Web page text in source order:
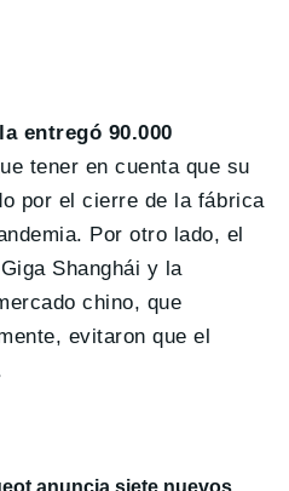
entregó 90.000
tener en cuenta que su
por el cierre de la fábrica
Por otro lado, el
Shanghái y la
chino, que
evitaron que el
anuncia siete nuevos